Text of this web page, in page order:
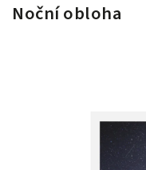
Noční obloha